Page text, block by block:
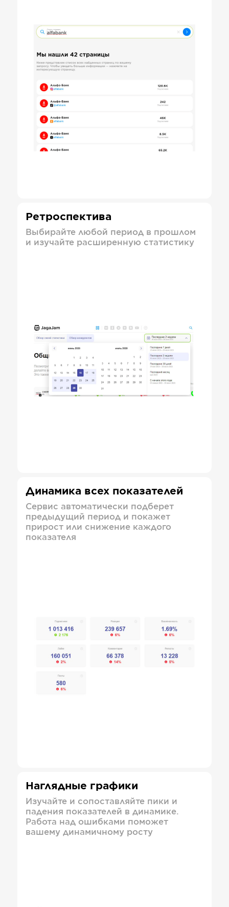
Ретроспектива
Выбирайте любой период в прошлом
и изучайте расширенную статистику
Динамика всех показателей
Сервис автоматически подберет
предыдущий период и покажет
прирост или снижение каждого
показателя
Наглядные графики
Изучайте и сопоставляйте пики и
падения показателей в динамике.
Работа над ошибками поможет
вашему динамичному росту